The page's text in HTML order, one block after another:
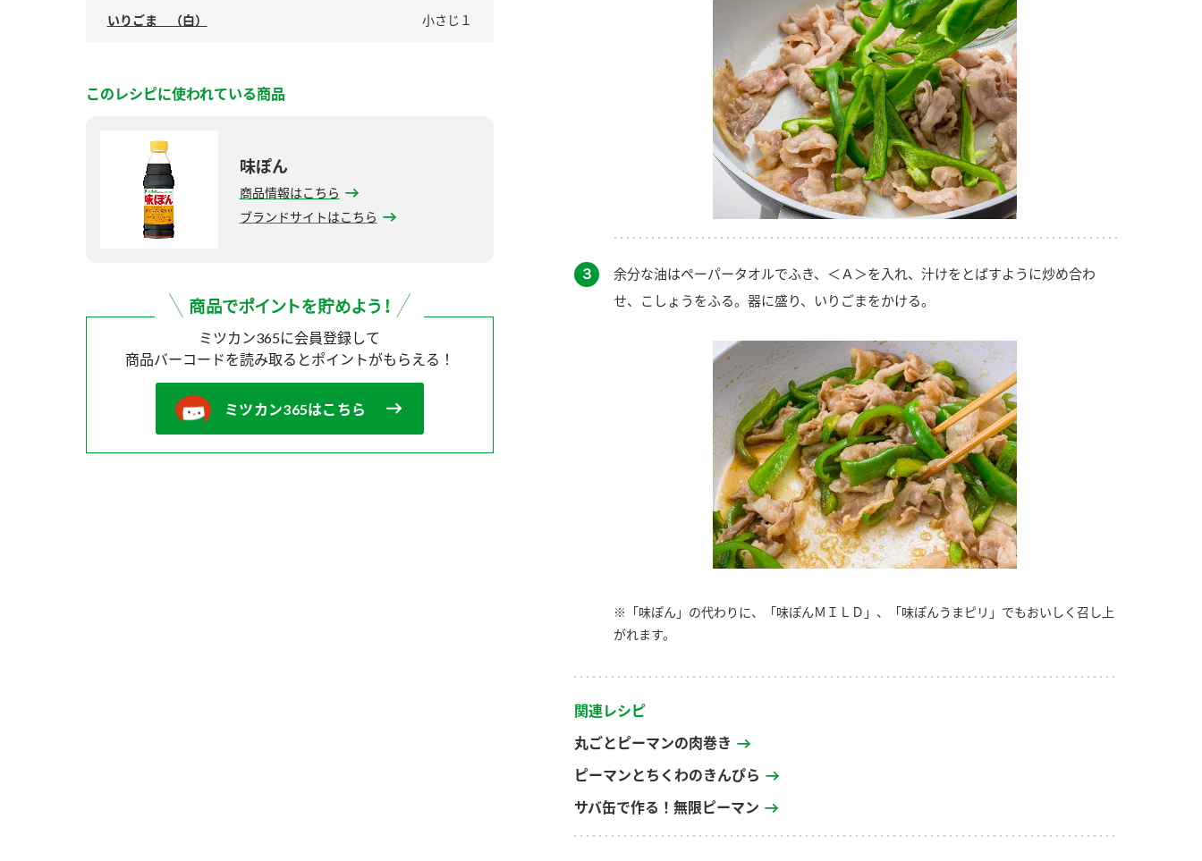
いりごま （白） 小さじ１
このレシピに使われている商品
味ぽん
商品情報はこちら
ブランドサイトはこちら
ミツカン365に会員登録して
商品バーコードを読み取ると ポイントがもらえる！
ミツカン365はこちら
３
余分な油はペーパータオルでふき、＜Ａ＞を入れ、汁けをとばすように炒め合わ
せ、こしょうをふる。器に盛り、いりごまをかける。
※「味ぽん」の代わりに、「味ぽんＭＩＬＤ」、「味ぽんうまピリ」でもおいしく召し上
がれます。
関連レシピ
丸ごとピーマンの肉巻き
ピーマンとちくわのきんぴら
サバ缶で作る！無限ピーマン